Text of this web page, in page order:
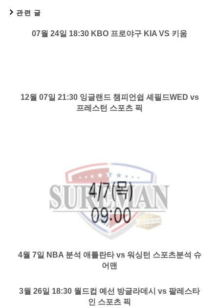
관련 글
07월 24일 18:30 KBO 프로야구 KIA VS 키움
12월 07일 21:30 잉글랜드 챔피언쉽 셰필드WED vs
프레스턴 스포츠 픽
4월 7일 NBA 분석 애틀란타 vs 워싱턴 스포츠분석 슈
어맨
3월 26일 18:30 월드컵 예선 방글라데시 vs 팔레스타
인 스포츠 픽